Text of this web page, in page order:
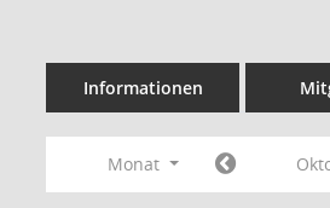
Informationen
Monat